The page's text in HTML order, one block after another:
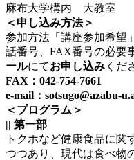
麻布大学構内 大教室
＜申し込み方法＞
参加方法「講座参加希望
話番号、FAX番号の必要
ールにてお申し込み くだ
FAX：042-754-7661
e-mail：sotsugo@azabu-
＜プログラム＞
|| 第一部
トクホなど健康食品に関
つつあり、現代は食べ物